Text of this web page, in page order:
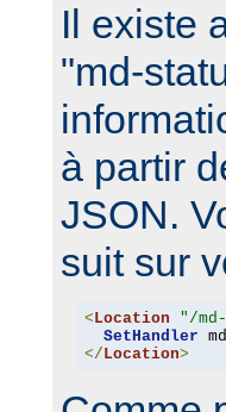
Il existe
"md-
à partir
JSON.
suit sur
< Location "/
SetHandler
</ Location>